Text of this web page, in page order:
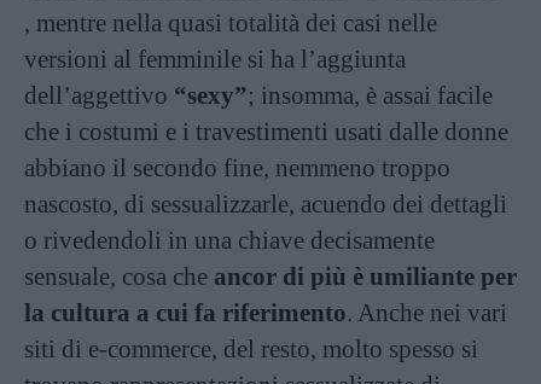
, mentre nella quasi totalità dei casi nelle
versioni al femminile si ha l’aggiunta
dell’aggettivo “sexy”; insomma, è assai facile
che i costumi e i travestimenti usati dalle donne
abbiano il secondo fine, nemmeno troppo
nascosto, di sessualizzarle, acuendo dei dettagli
o rivedendoli in una chiave decisamente
sensuale, cosa che ancor di più è umiliante per
la cultura a cui fa riferimento. Anche nei vari
siti di e-commerce, del resto, molto spesso si